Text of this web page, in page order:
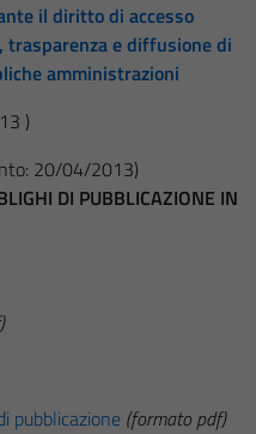
il diritto di accesso
trasparenza e diffusione di
amministrazioni
)
20/04/2013)
DI PUBBLICAZIONE IN
pubblicazione (formato pdf)